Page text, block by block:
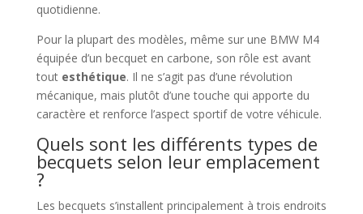
quotidienne.
Pour la plupart des modèles, même sur une BMW M4
équipée d’un becquet en carbone, son rôle est avant
tout esthétique. Il ne s’agit pas d’une révolution
mécanique, mais plutôt d’une touche qui apporte du
caractère et renforce l’aspect sportif de votre véhicule.
Quels sont les différents types de
becquets selon leur emplacement
?
Les becquets s’installent principalement à trois endroits